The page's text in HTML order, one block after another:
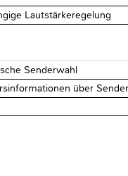
Lautstärkeregelung
Senderwahl
über